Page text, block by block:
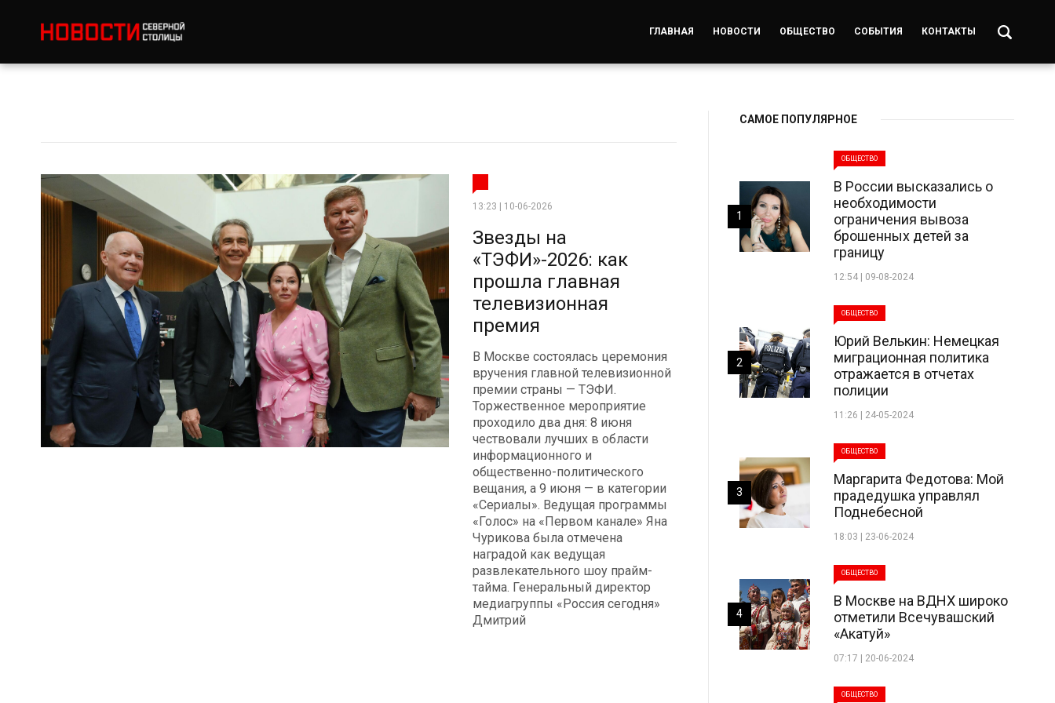
ГЛАВНАЯ НОВОСТИ ОБЩЕСТВО СОБЫТИЯ КОНТАКТЫ
13:23 | 10-06-2026
Звезды на
«ТЭФИ»-2026: как
прошла главная
телевизионная
премия
В Москве состоялась церемония
вручения главной телевизионной
премии страны — ТЭФИ.
Торжественное мероприятие
проходило два дня: 8 июня
чествовали лучших в области
информационного и
общественно-политического
вещания, а 9 июня — в категории
«Сериалы». Ведущая программы
«Голос» на «Первом канале» Яна
Чурикова была отмечена
наградой как ведущая
развлекательного шоу прайм-
тайма. Генеральный директор
медиагруппы «Россия сегодня»
Дмитрий
САМОЕ ПОПУЛЯРНОЕ
ОБЩЕСТВО
В России высказались о
необходимости
ограничения вывоза
брошенных детей за
границу
12:54 | 09-08-2024
1
ОБЩЕСТВО
Юрий Велькин: Немецкая
миграционная политика
отражается в отчетах
полиции
11:26 | 24-05-2024
2
ОБЩЕСТВО
Маргарита Федотова: Мой
прадедушка управлял
Поднебесной
18:03 | 23-06-2024
3
ОБЩЕСТВО
В Москве на ВДНХ широко
отметили Всечувашский
«Акатуй»
07:17 | 20-06-2024
4
ОБЩЕСТВО